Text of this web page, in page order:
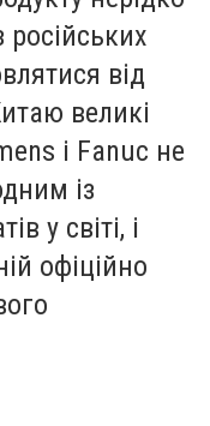
від
великі
і Fanuc не
із
у світі, і
офіційно